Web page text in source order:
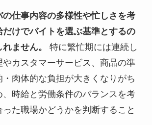
の仕事内容の多様性や忙しさを考
だけでバイトを選ぶ基準とするの
ません。
特に繁忙期には連続し
やカスタマーサービス、商品の準
肉体的な負担が大きくなりがち
、時給と労働条件のバランスを考
た職場かどうかを判断すること